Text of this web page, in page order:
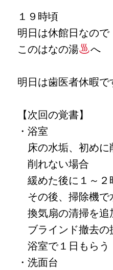
１９時頃
明日は休館日なので
このはなの湯
へ
明日は歯医者休暇で
【次回の覚書】
・浴室
床の水垢、初めに
削れない場合
緩めた後に１～２
その後、掃除機で
換気扇の清掃を追
ブラインド撤去の
浴室で１日もらう
・洗面台